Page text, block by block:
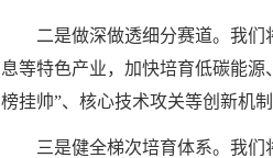
二是做深做透细分赛道。我
息等特色产业，加快培育低碳能
榜挂帅”、核心技术攻关等创新机
三是健全梯次培育体系。我